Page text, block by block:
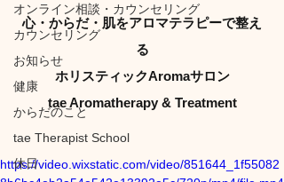
オンライン相談・カウンセリング
カウンセリング
お知らせ
健康
からだのこと
tae Therapist School
休日
心・からだ・肌をアロマテラピーで整え
る
ホリスティックAromaサロン
tae Aromatherapy & Treatment
https://video.wixstatic.com/video/851644_1f55082